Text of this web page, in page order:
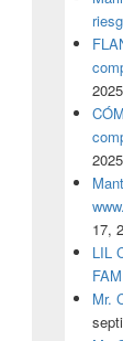
2025
2025
17,
LIL
FAM
Mr.